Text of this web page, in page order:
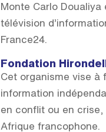
Monte Carlo Doualiya
télévision
France24.
Fondation
Cet organisme vise à
information
en conflit ou en
Afrique francophone.